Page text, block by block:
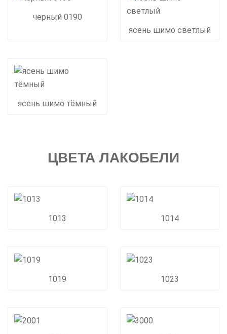
черный 0190
ясень шимо светлый
ясень шимо тёмный
ЦВЕТА ЛАКОБЕЛИ
1013 1014
1019 1023